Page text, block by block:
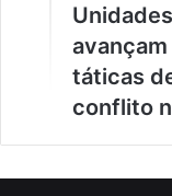
táticas
conflito